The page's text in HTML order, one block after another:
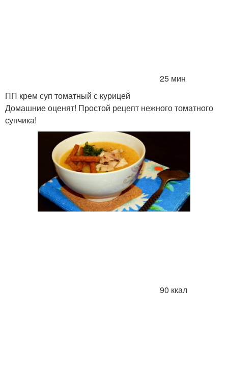
25 мин
ПП крем суп томатный с курицей
Домашние оценят! Простой рецепт нежного томатного
супчика!
90 ккал